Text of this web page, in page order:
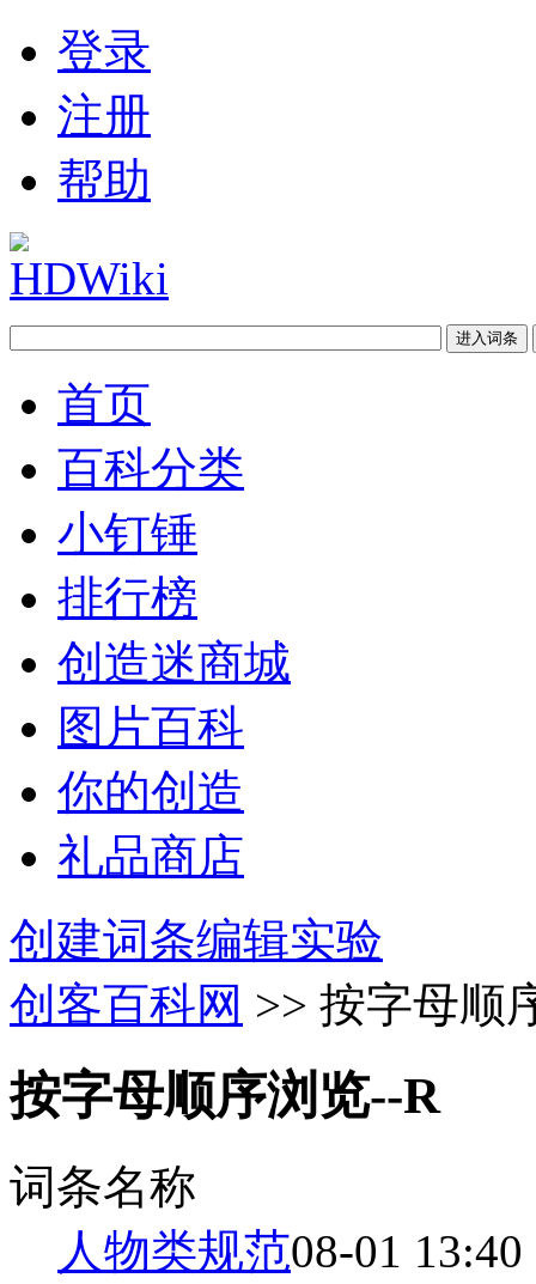
登录
注册
帮助
首页
百科分类
小钉锤
排行榜
创造迷商城
图片百科
你的创造
礼品商店
创建词条编辑实验
创客百科网 >> 按字母顺
按字母顺序浏览--R
词条名称
人物类规范08-01 13:40